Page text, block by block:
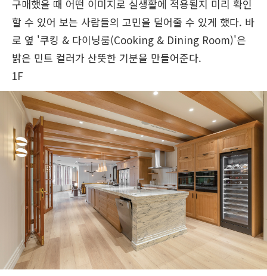
구매했을 때 어떤 이미지로 실생활에 적용될지 미리 확인
할 수 있어 보는 사람들의 고민을 덜어줄 수 있게 했다. 바
로 옆 '쿠킹 & 다이닝룸(Cooking & Dining Room)'은
밝은 민트 컬러가 산뜻한 기분을 만들어준다.
1F